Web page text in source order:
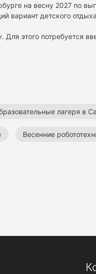
на весну 2027 по
вариант детского
Для этого потребуется
лагеря в
Весенние